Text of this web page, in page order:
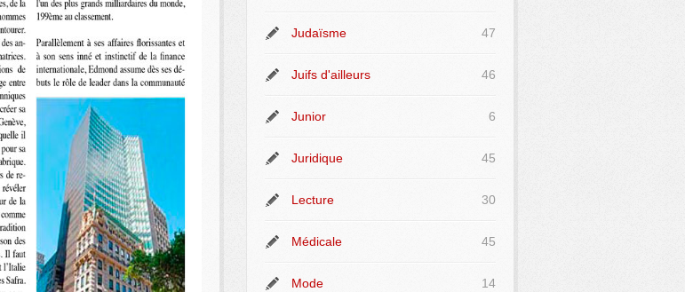
Judaïsme 47
Juifs d'ailleurs 46
Junior 6
Juridique 45
Lecture 30
Médicale 45
Mode 14